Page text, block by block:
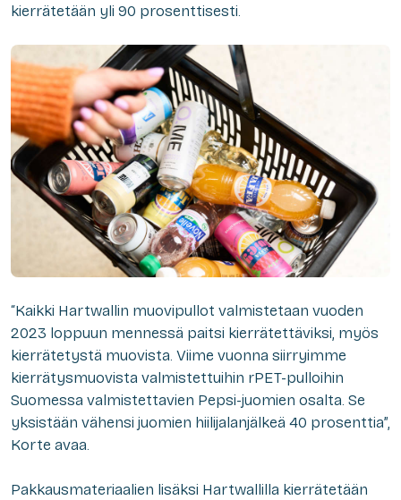
kierrätetään yli 90 prosenttisesti.
“Kaikki Hartwallin muovipullot valmistetaan vuoden
2023 loppuun mennessä paitsi kierrätettäviksi, myös
kierrätetystä muovista. Viime vuonna siirryimme
kierrätysmuovista valmistettuihin rPET-pulloihin
Suomessa valmistettavien Pepsi-juomien osalta. Se
yksistään vähensi juomien hiilijalanjälkeä 40 prosenttia”,
Korte avaa.
Pakkausmateriaalien lisäksi Hartwallilla kierrätetään